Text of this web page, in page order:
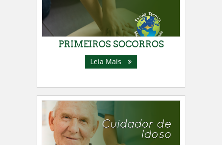
PRIMEIROS SOCORROS
Leia Mais